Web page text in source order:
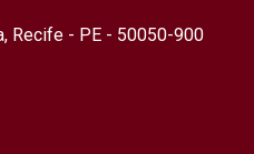
Recife - PE - 50050-900